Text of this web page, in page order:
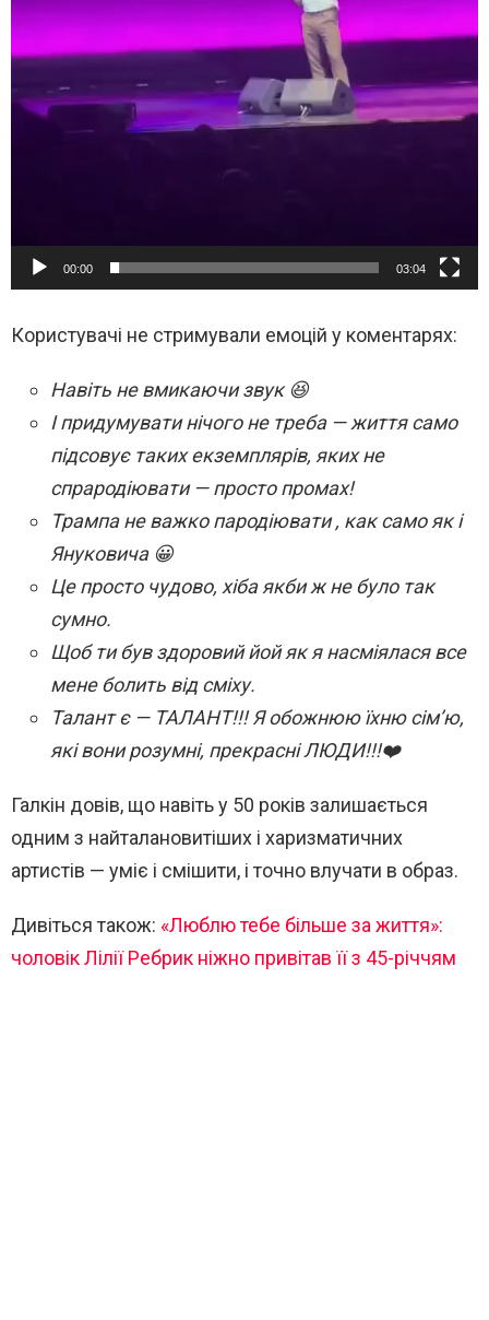
00:00 03:04
Користувачі не стримували емоцій у коментарях:
Навіть не вмикаючи звук 😆
І придумувати нічого не треба — життя само
підсовує таких екземплярів, яких не
спрародіювати — просто промах!
Трампа не важко пародіювати , как само як і
Януковича 😀
Це просто чудово, хіба якби ж не було так
сумно.
Щоб ти був здоровий йой як я насміялася все
мене болить від сміху.
Талант є — ТАЛАНТ!!! Я обожнюю їхню сім’ю,
які вони розумні, прекрасні ЛЮДИ!!!❤️
Галкін довів, що навіть у 50 років залишається
одним з найталановитіших і харизматичних
артистів — уміє і смішити, і точно влучати в образ.
Дивіться також: «Люблю тебе більше за життя»:
чоловік Лілії Ребрик ніжно привітав її з 45-річчям